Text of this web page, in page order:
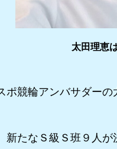
太田理恵
競輪アンバサダーの
たなＳ級Ｓ班９人が